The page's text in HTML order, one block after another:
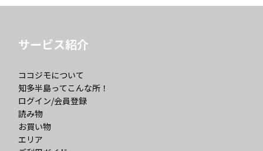
サービス紹介
ココジモについて
知多半島ってこんな所！
ログイン/会員登録
読み物
お買い物
エリア